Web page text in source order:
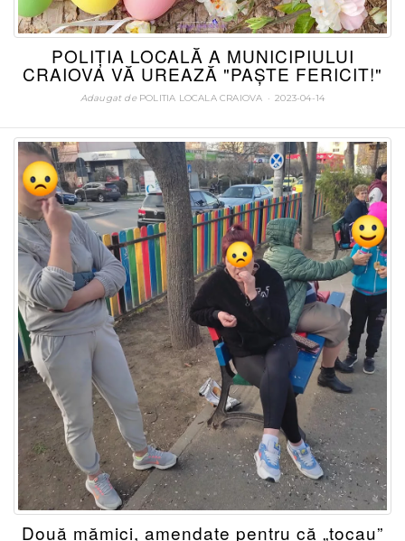
POLIȚIA LOCALĂ A MUNICIPIULUI
CRAIOVA VĂ UREAZĂ "PAŞTE FERICIT!"
Adaugat de POLITIA LOCALA CRAIOVA
POSTATA
2023-04-14
Două mămici, amendate pentru că „tocau”